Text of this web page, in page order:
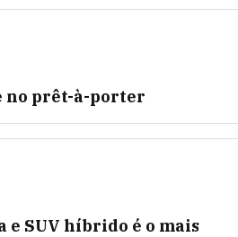
no prêt-à-porter
e SUV híbrido é o mais